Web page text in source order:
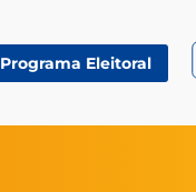
Programa Eleitoral